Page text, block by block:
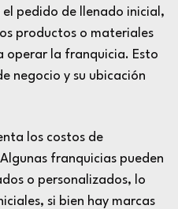
pedido de llenado inicial,
productos o materiales
operar la franquicia. Esto
negocio y su ubicación
los costos de
franquicias pueden
o personalizados, lo
si bien hay marcas